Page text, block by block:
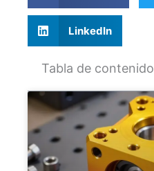
LinkedIn
Tabla de contenido